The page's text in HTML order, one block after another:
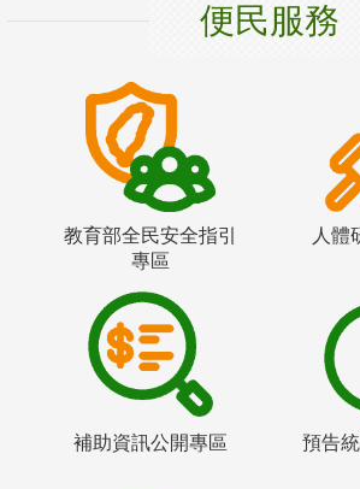
便民服務
教育部全民安全指引
專區
人體
補助資訊公開專區
預告